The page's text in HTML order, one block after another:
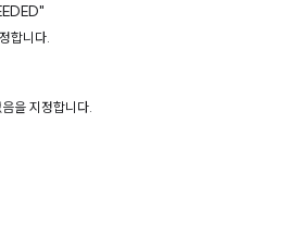
합니다.
을 지정합니다.